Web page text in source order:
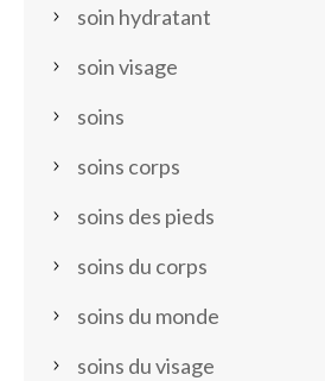
soin hydratant
soin visage
soins
soins corps
soins des pieds
soins du corps
soins du monde
soins du visage